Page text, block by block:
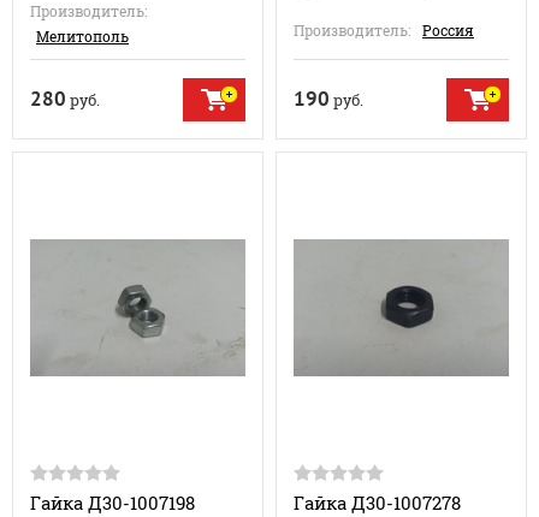
Производитель:
Мелитополь
280 руб.
Производитель: Россия
190 руб.
Гайка Д30-1007198 Гайка Д30-1007278